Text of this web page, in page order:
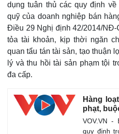
dụng tuân thủ các quy định
quỹ của doanh nghiệp bán
Điều 29 Nghị định 42/2014/NĐ-
tỏa tài khoản, kịp thời ngăn
quan tẩu tán tài sản, tạo thuận
lý và thu hồi tài sản phạm tội
đa cấp.
Hàng
phạt,
VOV.VN -
quy định